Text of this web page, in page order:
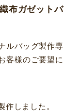
布ガゼットバ
ルバッグ製作専
客様のご要望に
作しました。